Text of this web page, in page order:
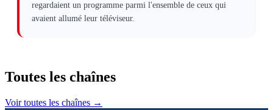
regardaient un programme parmi l'ensemble de ceux qui
avaient allumé leur téléviseur.
Toutes les chaînes
Voir toutes les chaînes →